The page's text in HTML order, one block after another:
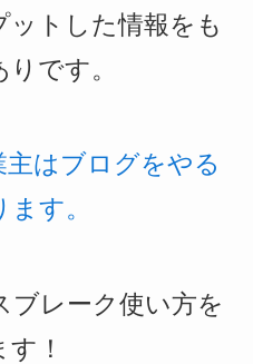
ットした情報をも
です。
はブログをやる
す。
ブレーク使い方を
！